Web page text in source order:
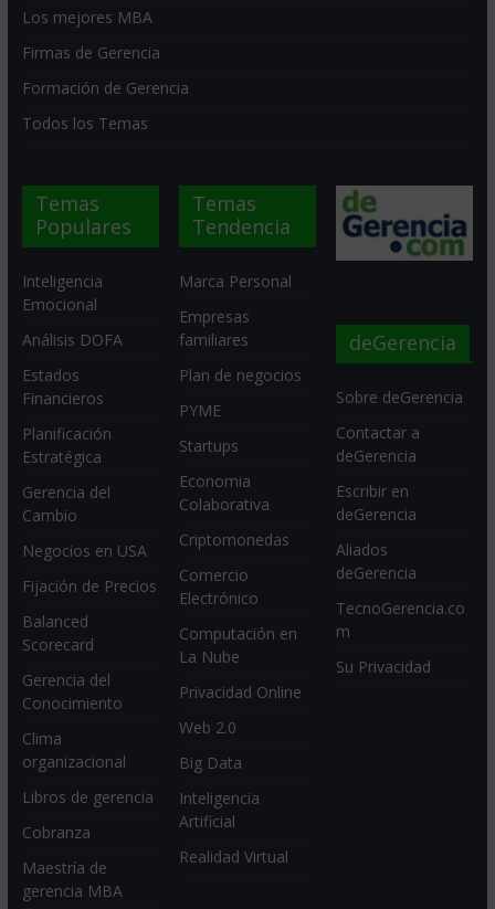
Los mejores MBA
Firmas de Gerencia
Formación de Gerencia
Todos los Temas
Temas
Populares
Inteligencia
Emocional
Análisis DOFA
Estados
Financieros
Planificación
Estratégica
Gerencia del
Cambio
Negocios en USA
Fijación de Precios
Balanced
Scorecard
Gerencia del
Conocimiento
Clima
organizacional
Libros de gerencia
Cobranza
Maestría de
gerencia MBA
Temas
Tendencia
Marca Personal
Empresas
familiares
Plan de negocios
PYME
Startups
Economia
Colaborativa
Criptomonedas
Comercio
Electrónico
Computación en
La Nube
Privacidad Online
Web 2.0
Big Data
Inteligencia
Artificial
Realidad Virtual
deGerencia
Sobre deGerencia
Contactar a
deGerencia
Escribir en
deGerencia
Aliados
deGerencia
TecnoGerencia.co
m
Su Privacidad